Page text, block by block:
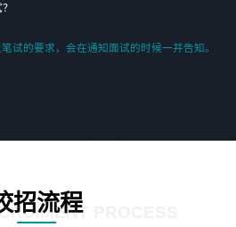
试的要求，会在通知面试的时候一并告知。
招流程 PROCESS